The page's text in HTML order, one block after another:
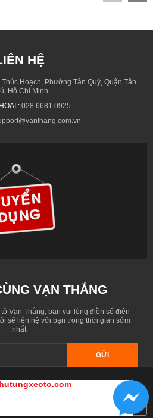
HỆ
Hoạch, Phường Tân Quý, Quận Tân
Hồ Chí Minh
: 028 6681 0925
VẠN THẮNG
Vạn Thắng, bạn vui lòng điền số điện
sẽ liên hệ với bạn trong thời gian sớm
nhất.
GỬI
byphutungxeoto.com